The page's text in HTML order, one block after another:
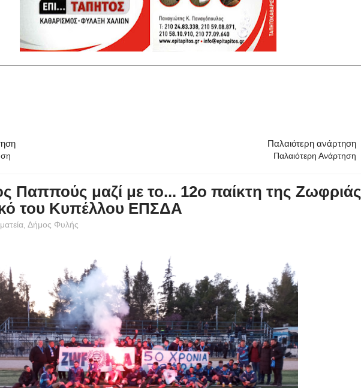
Παλαιότερη ανάρτηση
Παλαιότερη Ανάρτηση
Παππούς μαζί με το... 12ο παίκτη της Ζωφριάς
του Κυπέλλου ΕΠΣΔΑ
Δήμος Φυλής